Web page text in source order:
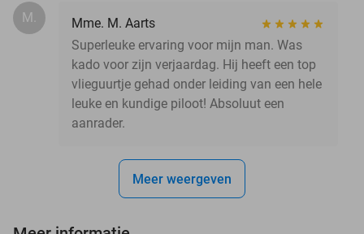
M.
Mme. M. Aarts
Superleuke ervaring voor mijn man. Was
kado voor zijn verjaardag. Hij heeft een top
vlieguurtje gehad onder leiding van een hele
leuke en kundige piloot! Absoluut een
aanrader.
Meer weergeven